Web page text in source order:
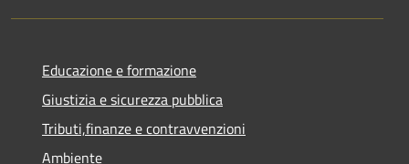
Educazione e formazione
Giustizia e sicurezza pubblica
Tributi,finanze e contravvenzioni
Ambiente